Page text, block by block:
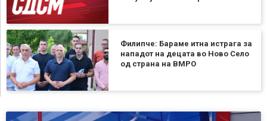
Филипче: Бараме итна истрага за
нападот на децата во Ново Село
од страна на ВМРО